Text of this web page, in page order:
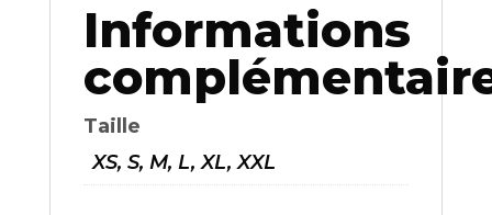
Informations
Taille
XS, S, M, L, XL, XXL